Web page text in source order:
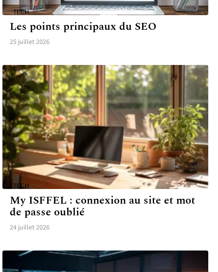
TECH
Les points principaux du SEO
25 juillet 2026
TECH
My ISFFEL : connexion au site et mot
de passe oublié
24 juillet 2026